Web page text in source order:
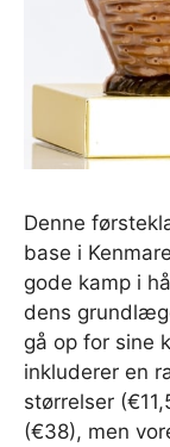
Denne
base i
gode kamp i
dens
gå op for sine
inkluderer en
størrelser
(€38), men